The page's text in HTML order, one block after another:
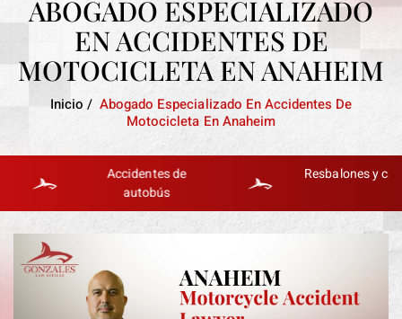
ABOGADO ESPECIALIZADO
EN ACCIDENTES DE
MOTOCICLETA EN ANAHEIM
Inicio /Abogado Especializado En Accidentes De
Motocicleta En Anaheim
Accidentes de
autobús
Resbalones y caídas